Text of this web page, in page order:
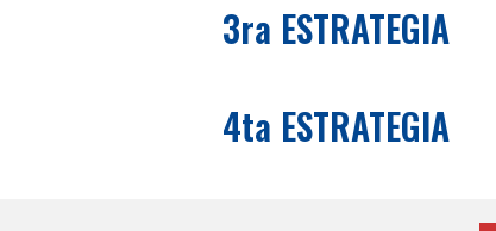
3ra ESTRATEGIA
4ta ESTRATEGIA